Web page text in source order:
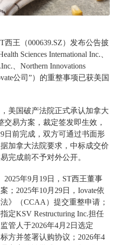
西王（000639.SZ）发布公告披
Sciences International Inc.、
、Northern Innovations
公司”）的重整事项已获美国
美国破产法院正式承认加拿大
易方案，裁定签发即生效，
日前完成，双方可通过书面形
加拿大法院要求，中标成交价
完成前不予对外公开。
年9月19日，ST西王董事
；2025年10月29日，Iovate依
》（CCAA）提交重整申请；
定KSV Restructuring Inc.担任
管人于2026年4月2日选定
标方并签署认购协议；2026年4